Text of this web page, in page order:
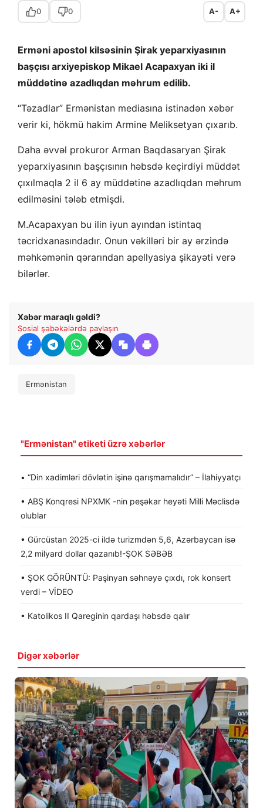
0 0 A- A+
Erməni apostol kilsəsinin Şirak yeparxiyasının
başçısı arxiyepiskop Mikael Acapaxyan iki il
müddətinə azadlıqdan məhrum edilib.
“Təzadlar” Ermənistan mediasına istinadən xəbər
verir ki, hökmü hakim Armine Meliksetyan çıxarıb.
Daha əvvəl prokuror Arman Baqdasaryan Şirak
yeparxiyasının başçısının həbsdə keçirdiyi müddət
çıxılmaqla 2 il 6 ay müddətinə azadlıqdan məhrum
edilməsini tələb etmişdi.
M.Acapaxyan bu ilin iyun ayından istintaq
təcridxanasındadır. Onun vəkilləri bir ay ərzində
məhkəmənin qərarından apellyasiya şikayəti verə
bilərlər.
Xəbər maraqlı gəldi?
Sosial şəbəkələrdə paylaşın
Ermənistan
"Ermənistan" etiketi üzrə xəbərlər
• “Din xadimləri dövlətin işinə qarışmamalıdır” – İlahiyyatçı
• ABŞ Konqresi NPXMK -nin peşəkar heyəti Milli Məclisdə
olublar
• Gürcüstan 2025-ci ildə turizmdən 5,6, Azərbaycan isə
2,2 milyard dollar qazanıb!-ŞOK SƏBƏB
• ŞOK GÖRÜNTÜ: Paşinyan səhnəyə çıxdı, rok konsert
verdi – VİDEO
• Katolikos II Qareginin qardaşı həbsdə qalır
Digər xəbərlər